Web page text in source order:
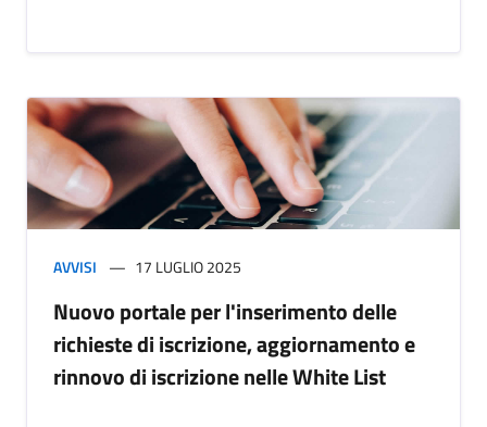
AVVISI 17 LUGLIO 2025
Nuovo portale per l'inserimento delle
richieste di iscrizione, aggiornamento e
rinnovo di iscrizione nelle White List